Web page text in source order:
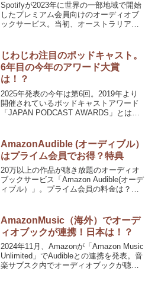
Spotifyが2023年に世界の一部地域で開始
したプレミアム会員向けのオーディオブ
ックサービス。当初、オーストラリア・
心に利用可能な国が拡大中。最新状況紹
介。
じわじわ注目のポッドキャスト。
6年目の今年のアワード大賞
は！？
2025年発表の今年は第6回。2019年より
開催されているポッドキャストアワード
「JAPAN PODCAST AWARDS」とは？
ーディブル、radikoで聴けるノミネート作
品など紹介。
AmazonAudible (オーディブル）
はプライム会員でお得？特典
20万以上の作品が聴き放題のオーディオ
ブックサービス「Amazon Audible(オーデ
ィブル）」。プライム会員の料金は？特
AmazonMusic（海外）でオーデ
ィオブックが連携！日本は！？
2024年11月、Amazonが「Amazon Music
Unlimited」でAudibleとの連携を発表。音
楽サブスク内でオーディオブックが聴け